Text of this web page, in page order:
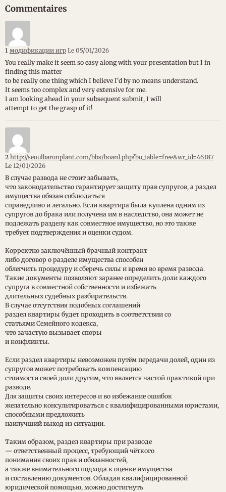
Commentaires
1 модификации игр Le 05/01/2026
You really make it seem so easy along with your presentation but I in
finding this matter
to be really one thing which I believe I'd by no means understand.
It seems too complex and very extensive for me.
I am looking ahead in your subsequent submit, I will
attempt to get the grasp of it!
2 http://seoulbarunplant.com/bbs/board.php?bo_table=free&wr_id=46387
Le 12/01/2026
В случае развода не стоит забывать,
что законодательство гарантирует защиту прав супругов, а раздел
имущества обязан соблюдаться
справедливо и легально. Если квартира была куплена одним из
супругов до брака или получена им в наследство, она может не
подлежать разделу как совместное имущество, но это также
требует подтверждения и оценки судом.
Корректно заключённый брачный контракт
либо договор о разделе имущества способен
облегчить процедуру и сберечь силы и время во время развода.
Такие документы позволяют заранее определить доли каждого
супруга в совместной собственности и избежать
длительных судебных разбирательств.
В случае отсутствия подобных соглашений
раздел квартиры будет проходить в соответствии со
статьями Семейного кодекса,
что зачастую вызывает споры
и конфликты.
Если раздел квартиры невозможен путём передачи долей, один из
супругов может потребовать компенсацию
стоимости своей доли другим, что является частой практикой при
разводе.
Для защиты своих интересов и во избежание ошибок
желательно консультироваться с квалифицированными юристами,
способными предложить
наилучший выход из ситуации.
Таким образом, раздел квартиры при разводе
— ответственный процесс, требующий чёткого
понимания своих прав и обязанностей,
а также внимательного подхода к оценке имущества
и составлению документов. Обладая квалифицированной
юридической помощью, можно достигнуть